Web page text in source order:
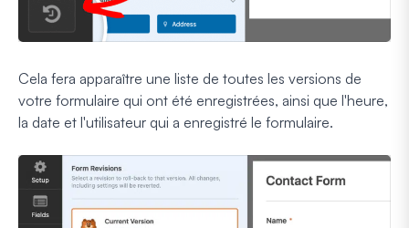
Cela fera apparaître une liste de toutes les versions de
votre formulaire qui ont été enregistrées, ainsi que l'heure,
la date et l'utilisateur qui a enregistré le formulaire.